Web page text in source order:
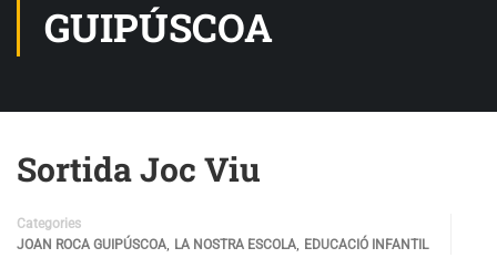
GUIPÚSCOA
Sortida Joc Viu
Categories
JOAN ROCA GUIPÚSCOA, LA NOSTRA ESCOLA, EDUCACIÓ INFANTIL